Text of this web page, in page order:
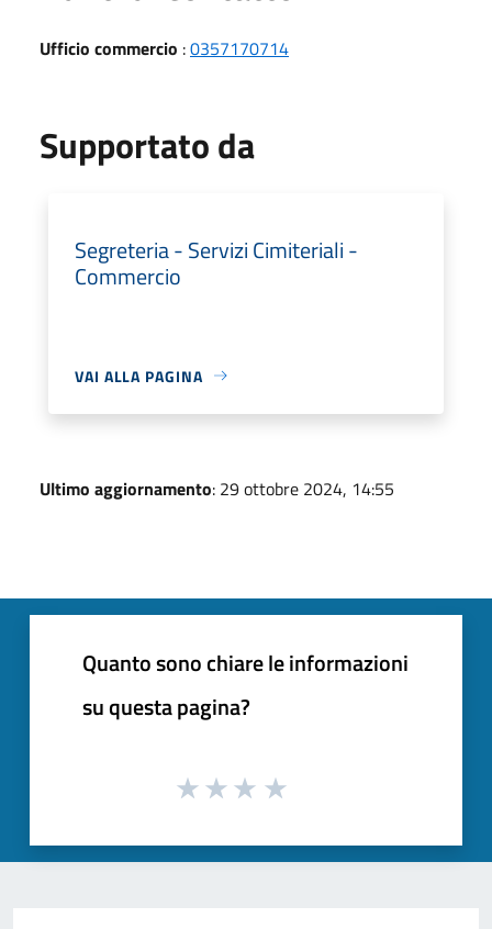
Ufficio commercio :0357170714
Supportato da
Segreteria - Servizi Cimiteriali -
Commercio
VAI ALLA PAGINA
Ultimo aggiornamento: 29 ottobre 2024, 14:55
Quanto sono chiare le informazioni
su questa pagina?